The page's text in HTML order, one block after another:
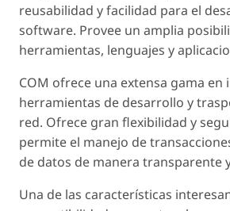
reusabilidad y facilidad para el
software. Provee un amplia
herramientas, lenguajes y
COM ofrece una extensa gama
herramientas de desarrollo y
red. Ofrece gran flexibilidad y
permite el manejo de
de datos de manera transparente
Una de las características